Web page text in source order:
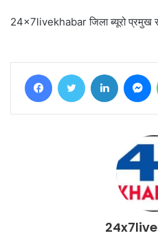
24x7livekhabar जिला ब्यूरो प्रमुख
FacebookTwitter LinkedIn